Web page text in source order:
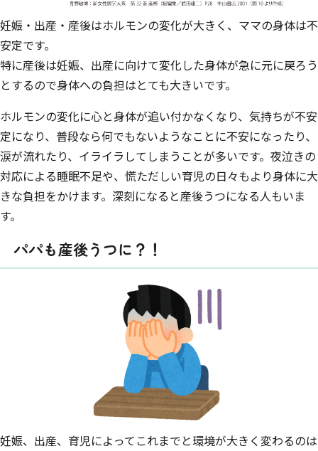
妊娠・出産・産後はホルモンの変化が大きく、ママの身体は不
安定です。
特に産後は妊娠、出産に向けて変化した身体が急に元に戻ろう
とするので身体への負担はとても大きいです。
ホルモンの変化に心と身体が追い付かなくなり、気持ちが不安
定になり、普段なら何でもないようなことに不安になったり、
涙が流れたり、イライラしてしまうことが多いです。夜泣きの
対応による睡眠不足や、慌ただしい育児の日々もより身体に大
きな負担をかけます。深刻になると産後うつになる人もいま
す。
パパも産後うつに？！
妊娠、出産、育児によってこれまでと環境が大きく変わるのは